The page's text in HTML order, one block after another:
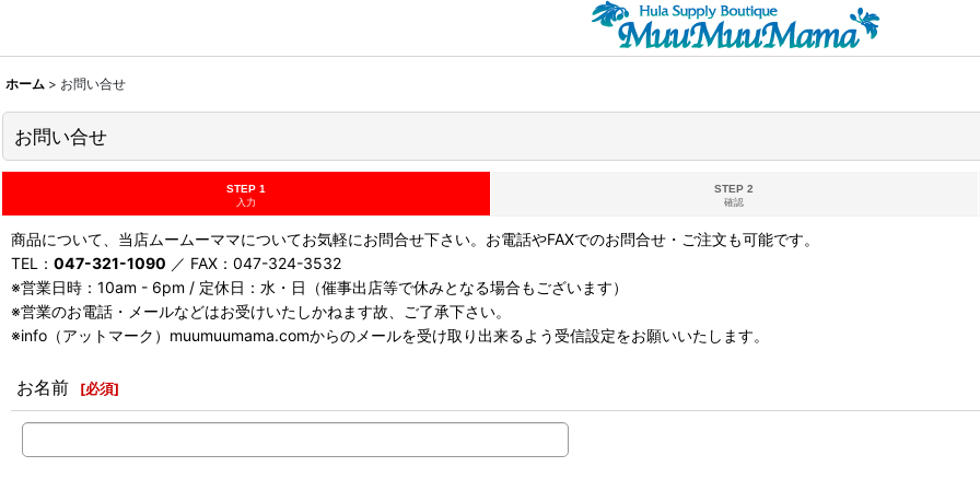
ホーム > お問い合せ
お問い合せ
STEP 1
入力
STEP 2
確認
商品について、当店ムームーママについてお気軽にお問合せ下さい。お電話やFAXでのお問合せ・ご注文も可能です。
TEL： 047-321-1090 ／ FAX：047-324-3532
※営業日時：10am - 6pm / 定休日：水・日（催事出店等で休みとなる場合もございます）
※営業のお電話・メールなどはお受けいたしかねます故、ご了承下さい。
※info（アットマーク）muumuumama.comからのメールを受け取り出来るよう受信設定をお願いいたします。
お名前 [必須]